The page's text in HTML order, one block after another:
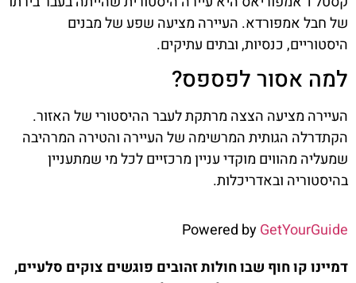
של חבל אמפורדא. העיירה מציעה שפע של מבנים
היסטוריים, כנסיות, ובתים עתיקים.
למה אסור לפספס?
העיירה מציעה הצצה מרתקת לעבר ההיסטורי של האזור.
הקתדרלה הגותית המרשימה של העיירה והטירה המרהיבה
שמעליה מהווים מוקדי עניין מרכזיים לכל מי שמתעניין
בהיסטוריה ובאדריכלות.
Powered byGetYourGuide
דמיינו קו חוף שבו חולות זהובים פוגשים צוקים סלעיים,